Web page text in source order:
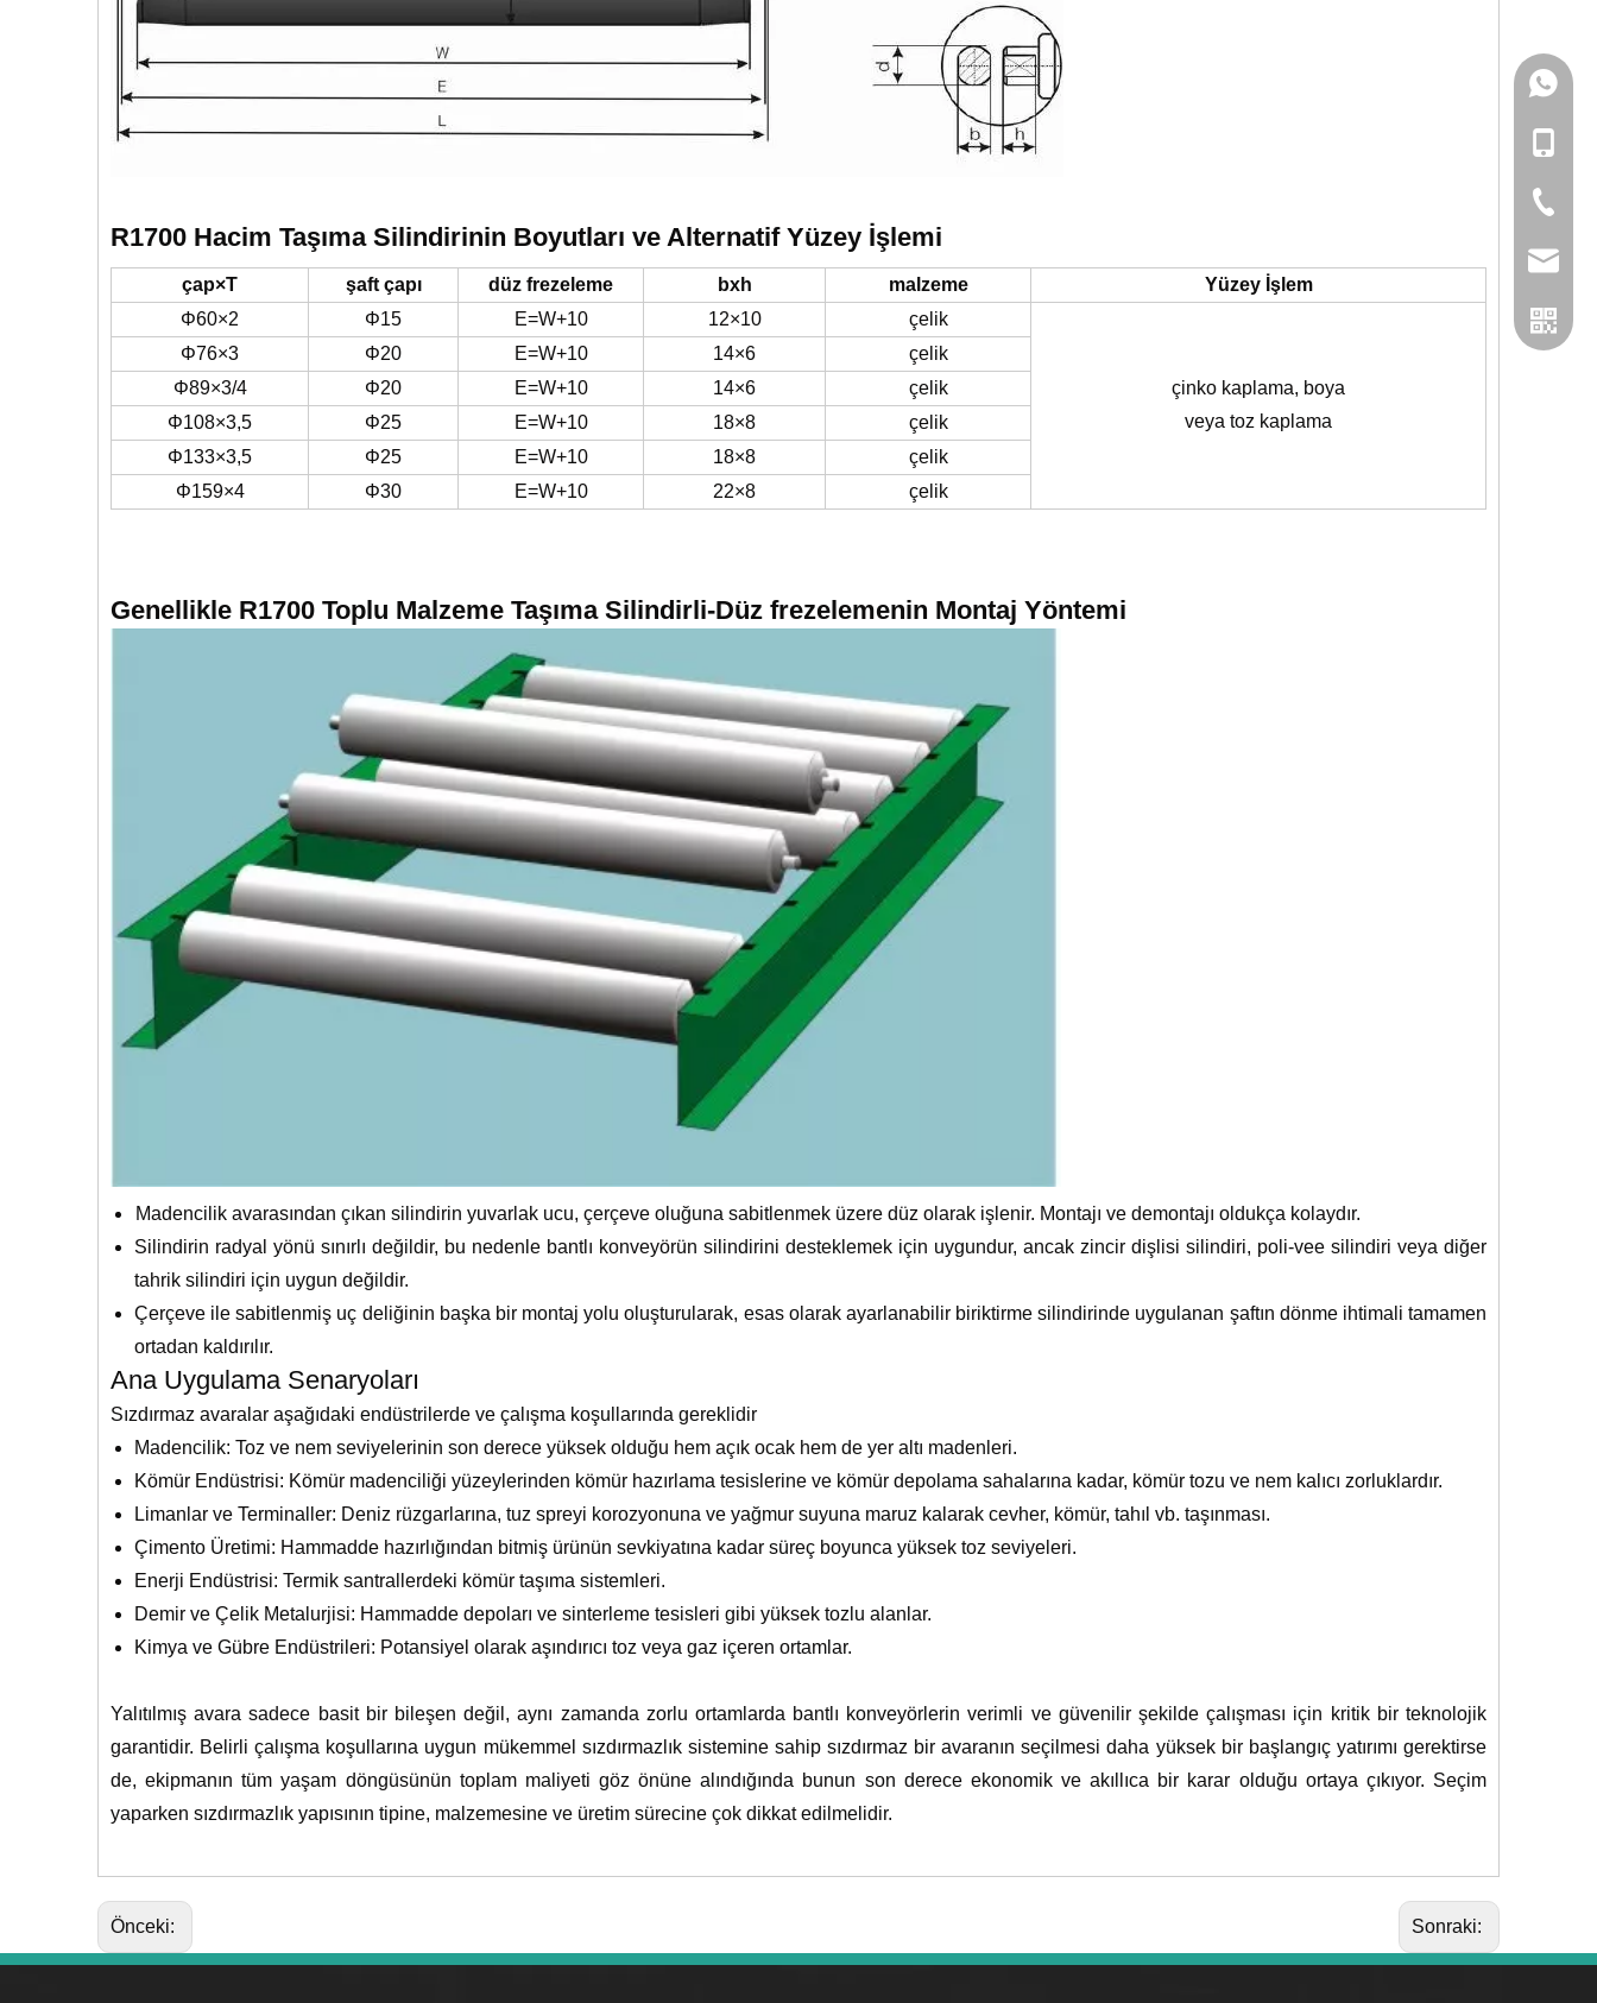
R1700 Hacim Taşıma Silindirinin Boyutları ve Alternatif Yüzey İşlemi
çap×T şaft çapı düz frezeleme bxh malzeme
Yüzey İşlem
Φ60×2
Φ15 E=W+10 12×10 çelik
çinko kaplama, boya
veya toz kaplama
Φ76×3 Φ20 E=W+10 14×6
çelik
Φ89×3/4
Φ20 E=W+10 14×6
çelik
Φ108×3,5
Φ25 E=W+10 18×8
çelik
Φ133×3,5
Φ25 E=W+10 18×8
çelik
Φ159×4
Φ30 E=W+10 22×8 çelik
Genellikle R1700 Toplu Malzeme Taşıma Silindirli-Düz frezelemenin Montaj Yöntemi
Madencilik avarasından çıkan silindirin yuvarlak ucu, çerçeve oluğuna sabitlenmek üzere düz olarak işlenir. Montajı ve demontajı oldukça kolaydır.
Silindirin radyal yönü sınırlı değildir, bu nedenle bantlı konveyörün silindirini desteklemek için uygundur, ancak zincir dişlisi silindiri, poli-vee silindiri veya diğer
tahrik silindiri için uygun değildir.
Çerçeve ile sabitlenmiş uç deliğinin başka bir montaj yolu oluşturularak, esas olarak ayarlanabilir biriktirme silindirinde uygulanan şaftın dönme ihtimali tamamen
ortadan kaldırılır.
Ana Uygulama Senaryoları
Sızdırmaz avaralar aşağıdaki endüstrilerde ve çalışma koşullarında gereklidir
Madencilik: Toz ve nem seviyelerinin son derece yüksek olduğu hem açık ocak hem de yer altı madenleri.
Kömür Endüstrisi: Kömür madenciliği yüzeylerinden kömür hazırlama tesislerine ve kömür depolama sahalarına kadar, kömür tozu ve nem kalıcı zorluklardır.
Limanlar ve Terminaller: Deniz rüzgarlarına, tuz spreyi korozyonuna ve yağmur suyuna maruz kalarak cevher, kömür, tahıl vb. taşınması.
Çimento Üretimi: Hammadde hazırlığından bitmiş ürünün sevkiyatına kadar süreç boyunca yüksek toz seviyeleri.
Enerji Endüstrisi: Termik santrallerdeki kömür taşıma sistemleri.
Demir ve Çelik Metalurjisi: Hammadde depoları ve sinterleme tesisleri gibi yüksek tozlu alanlar.
Kimya ve Gübre Endüstrileri: Potansiyel olarak aşındırıcı toz veya gaz içeren ortamlar.
Yalıtılmış avara sadece basit bir bileşen değil, aynı zamanda zorlu ortamlarda bantlı konveyörlerin verimli ve güvenilir şekilde çalışması için kritik bir teknolojik
garantidir. Belirli çalışma koşullarına uygun mükemmel sızdırmazlık sistemine sahip sızdırmaz bir avaranın seçilmesi daha yüksek bir başlangıç ​​yatırımı gerektirse
de, ekipmanın tüm yaşam döngüsünün toplam maliyeti göz önüne alındığında bunun son derece ekonomik ve akıllıca bir karar olduğu ortaya çıkıyor. Seçim
yaparken sızdırmazlık yapısının tipine, malzemesine ve üretim sürecine çok dikkat edilmelidir.
Önceki: Sonraki:
+86-